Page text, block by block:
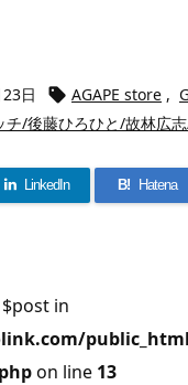
日  AGAPE store ,
/後藤ひろひと/故林広
LinkedIn B! Hatena
in
on line 13